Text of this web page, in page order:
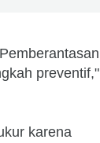
preventif,"
karena